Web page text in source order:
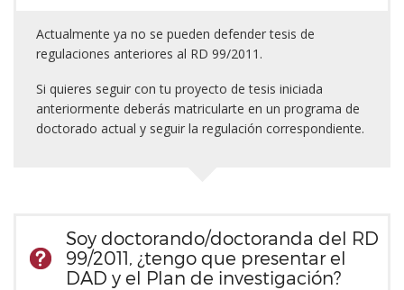
Actualmente ya no se pueden defender tesis de
regulaciones anteriores al RD 99/2011.
Si quieres seguir con tu proyecto de tesis iniciada
anteriormente deberás matricularte en un programa de
doctorado actual y seguir la regulación correspondiente.
Soy doctorando/doctoranda del RD
99/2011, ¿tengo que presentar el
DAD y el Plan de investigación?